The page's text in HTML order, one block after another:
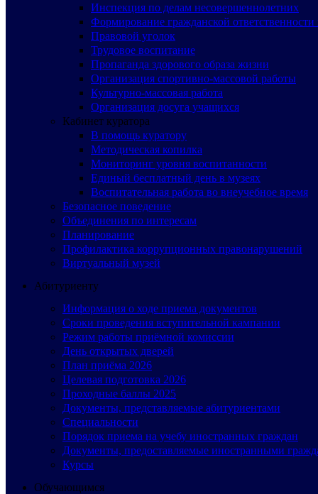
Инспекция по делам несовершеннолетних
Формирование гражданской ответственности
Правовой уголок
Трудовое воспитание
Пропаганда здорового образа жизни
Организация спортивно-массовой работы
Культурно-массовая работа
Организация досуга учащихся
Кабинет куратора
В помощь куратору
Методическая копилка
Мониторинг уровня воспитанности
Единый бесплатный день в музеях
Воспитательная работа во внеучебное время
Безопасное поведение
Объединения по интересам
Планирование
Профилактика коррупционных правонарушений
Виртуальный музей
Абитуриенту
Информация о ходе приема документов
Сроки проведения вступительной кампании
Режим работы приёмной комиссии
День открытых дверей
План приёма 2026
Целевая подготовка 2026
Проходные баллы 2025
Документы, представляемые абитуриентами
Специальности
Порядок приема на учебу иностранных граждан
Документы, предоставляемые иностранными
Курсы
Обучающимся